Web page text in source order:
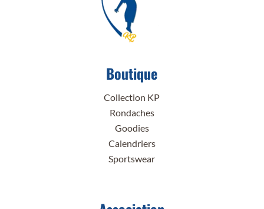
Boutique
Collection KP
Rondaches
Goodies
Calendriers
Sportswear